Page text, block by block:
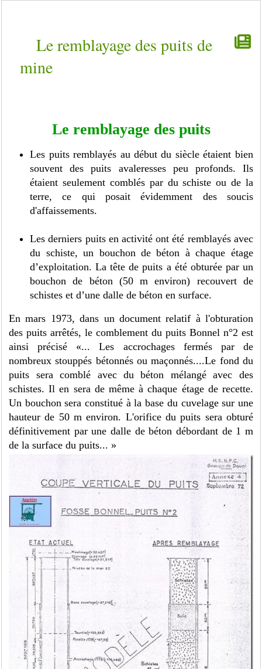
Le remblayage des puits de
mine
Le remblayage des puits
Les puits remblayés au début du siècle étaient bien
souvent des puits avaleresses peu profonds. Ils
étaient seulement comblés par du schiste ou de la
terre, ce qui posait évidemment des soucis
d'affaissements.
Les derniers puits en activité ont été remblayés avec
du schiste, un bouchon de béton à chaque étage
d’exploitation. La tête de puits a été obturée par un
bouchon de béton (50 m environ) recouvert de
schistes et d’une dalle de béton en surface.
En mars 1973, dans un document relatif à l'obturation
des puits arrêtés, le comblement du puits Bonnel n°2 est
ainsi précisé «... Les accrochages fermés par de
nombreux stouppés bétonnés ou maçonnés....Le fond du
puits sera comblé avec du béton mélangé avec des
schistes. Il en sera de même à chaque étage de recette.
Un bouchon sera constitué à la base du cuvelage sur une
hauteur de 50 m environ. L'orifice du puits sera obturé
définitivement par une dalle de béton débordant de 1 m
de la surface du puits... »